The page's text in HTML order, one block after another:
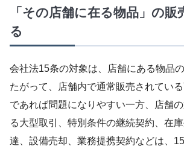
「その店舗に在る物品」の販
る
会社法15条の対象は、店舗にある物品
たがって、店舗内で通常販売されてい
であれば問題になりやすい一方、店舗
る大型取引、特別条件の継続契約、在
達、設備売却、業務提携契約などは、